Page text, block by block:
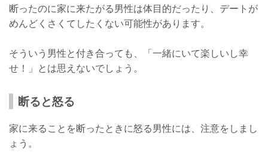
断ったのに家に来たがる男性は体目的だったり、デートが
めんどくさくてしたくない可能性があります。
そういう男性と付き合っても、「一緒にいて楽しいし幸
せ！」とは思えないでしょう。
断ると怒る
家に来ることを断ったときに怒る男性には、注意をしまし
ょう。